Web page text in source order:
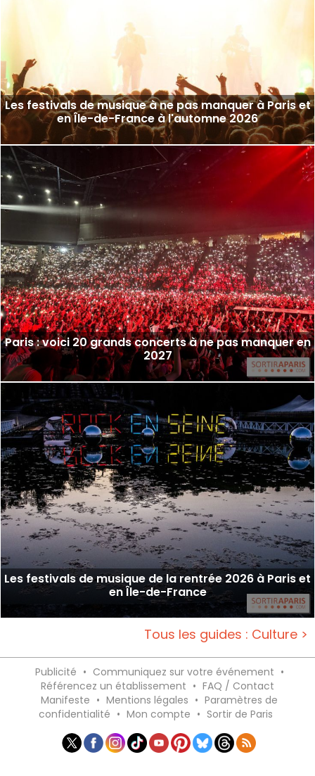
Les festivals de musique à ne pas manquer à Paris et
en Île-de-France à l'automne 2026
Paris : voici 20 grands concerts à ne pas manquer en
2027
Les festivals de musique de la rentrée 2026 à Paris et
en Île-de-France
Tous les guides : Culture >
Publicité • Communiquez sur votre événement •
Référencez un établissement • FAQ / Contact
Manifeste • Mentions légales • Paramètres de
confidentialité • Mon compte • Sortir de Paris